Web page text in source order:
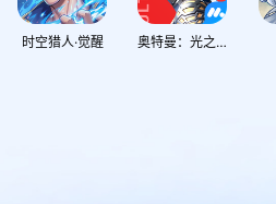
时空猎人·觉醒 奥特曼：光之战士